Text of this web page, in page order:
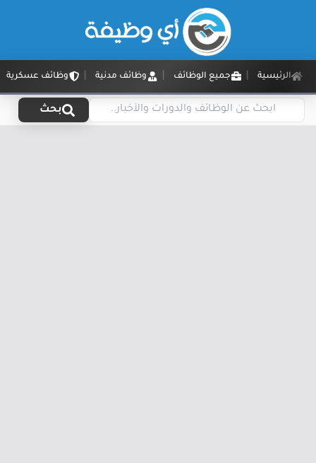
الرئيسية جميع الوظائف وظائف مدنية وظائف عسكرية
بحث